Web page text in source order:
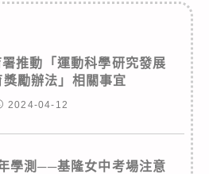
推動「運動科學研究發展
獎勵辦法」相關事宜
2024-04-12
學測──基隆女中考場注意